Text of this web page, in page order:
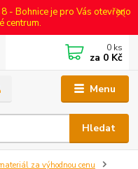
- Bohnice je pro Vás otevřeno
centrum.
Menu
Hledat
0 ks
za 0 Kč
za výhodnou cenu